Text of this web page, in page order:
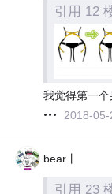
引用 12
我觉得第一
2018-05-
bear丨
引用 23